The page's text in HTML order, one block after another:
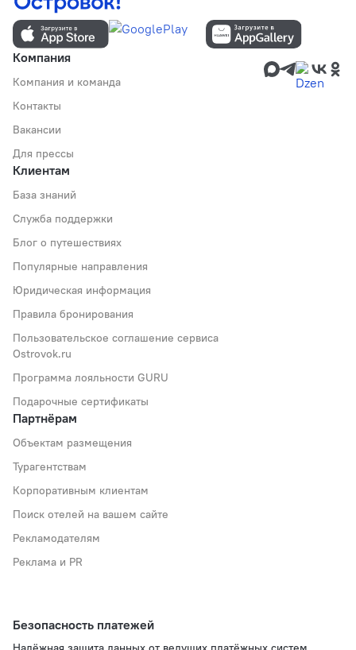
Компания
Компания и команда
Контакты
Вакансии
Для прессы
Клиентам
База знаний
Служба поддержки
Блог о путешествиях
Популярные направления
Юридическая информация
Правила бронирования
Пользовательское соглашение сервиса
Ostrovok.ru
Программа лояльности GURU
Подарочные сертификаты
Партнёрам
Объектам размещения
Турагентствам
Корпоративным клиентам
Поиск отелей на вашем сайте
Рекламодателям
Реклама и PR
Безопасность платежей